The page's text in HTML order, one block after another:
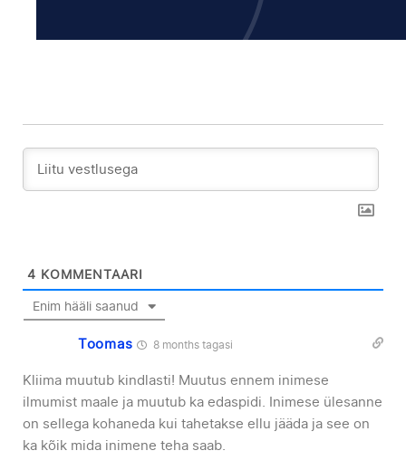
4 KOMMENTAARI
Enim hääli saanud
Toomas 8 months tagasi
Kliima muutub kindlasti! Muutus ennem inimese
ilmumist maale ja muutub ka edaspidi. Inimese ülesanne
on sellega kohaneda kui tahetakse ellu jääda ja see on
ka kõik mida inimene teha saab.